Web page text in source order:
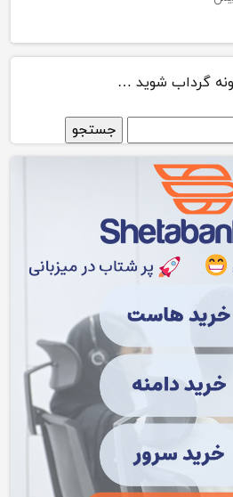
گرداب شوید …